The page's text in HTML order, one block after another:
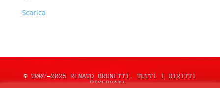
Scarica
© 2007-2025 RENATO BRUNETTI. TUTTI I DIRITTI
RISERVATI.